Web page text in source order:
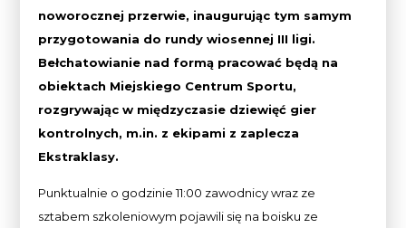
noworocznej przerwie, inaugurując tym samym
przygotowania do rundy wiosennej III ligi.
Bełchatowianie nad formą pracować będą na
obiektach Miejskiego Centrum Sportu,
rozgrywając w międzyczasie dziewięć gier
kontrolnych, m.in. z ekipami z zaplecza
Ekstraklasy.
Punktualnie o godzinie 11:00 zawodnicy wraz ze
sztabem szkoleniowym pojawili się na boisku ze